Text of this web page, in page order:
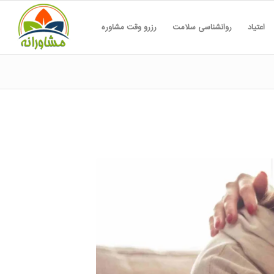
اعتیاد روانشناسی سلامت رزرو وقت مشاوره